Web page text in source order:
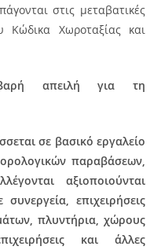
στις μεταβατικές
Κώδικα Χωροταξίας και
απειλή για τη
σε βασικό εργαλείο
παραβάσεων,
αξιοποιούνται
επιχειρήσεις
πλυντήρια, χώρους
και άλλες